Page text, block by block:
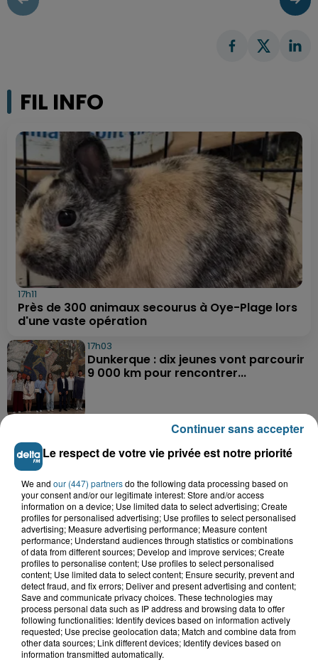
FIL INFO
17h11
Près de 300 animaux secourus à Oye-Plage lors
d'une vaste opération
17h03
Dunkerque : dix jeunes vont parcourir
9 000 km pour rencontrer...
Blendecques : le jeune garçon de 12
ans qui s'était noyé est...
13h15
Risque incendie dans Nord : ce que
vous ne pouvez plus faire
12h57
500 à 600 recrutements par an : le
nucléaire se dote d'un espace de...
Le respect de votre vie privée est notre priorité
We and our (447) partnersdo the following data processing based on
your consent and/or our legitimate interest: Store and/or access
information on a device; Use limited data to select advertising; Create
profiles for personalised advertising; Use profiles to select personalised
advertising; Measure advertising performance; Measure content
performance; Understand audiences through statistics or combinations
of data from different sources; Develop and improve services; Create
profiles to personalise content; Use profiles to select personalised
content; Use limited data to select content; Ensure security, prevent and
detect fraud, and fix errors; Deliver and present advertising and content;
Save and communicate privacy choices. These technologies may
process personal data such as IP address and browsing data to offer
following functionalities: Identify devices based on information actively
requested; Use precise geolocation data; Match and combine data from
other data sources; Link different devices; Identify devices based on
information transmitted automatically.
Continuer sans accepter